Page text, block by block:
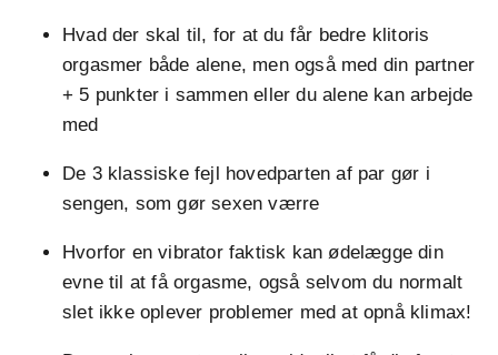
Hvad der skal til, for at du får bedre klitoris
orgasmer både alene, men også med din partner
+ 5 punkter i sammen eller du alene kan arbejde
med
De 3 klassiske fejl hovedparten af par gør i
sengen, som gør sexen værre
Hvorfor en vibrator faktisk kan ødelægge din
evne til at få orgasme, også selvom du normalt
slet ikke oplever problemer med at opnå klimax!